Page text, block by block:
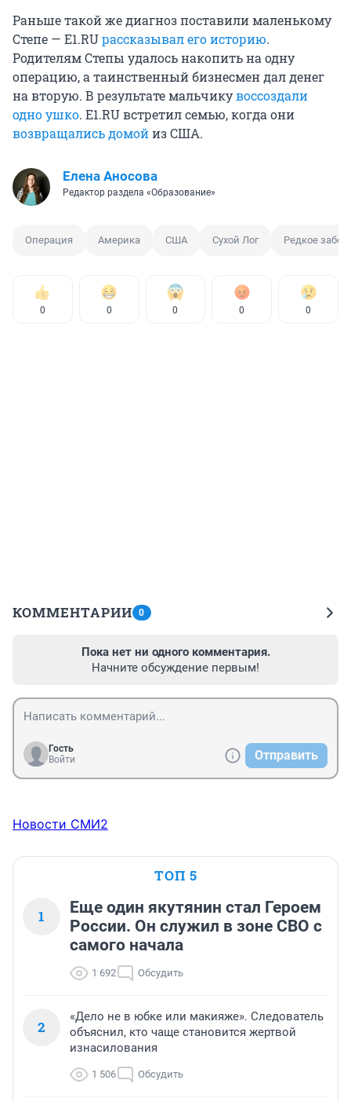
Раньше такой же диагноз поставили маленькому
Степе — E1.RUрассказывал его историю.
Родителям Степы удалось накопить на одну
операцию, а таинственный бизнесмен дал денег
на вторую. В результате мальчикувоссоздали
одно ушко. E1.RU встретил семью, когда они
возвращались домойиз США.
Елена Аносова
Редактор раздела «Образование»
Операция Америка США Сухой Лог Редкое
0 0 0 0 0
КОММЕНТАРИИ 0
Пока нет ни одного комментария.
Начните обсуждение первым!
Гость
Войти
Отправить
Новости СМИ2
ТОП 5
1
Еще один якутянин стал Героем
России. Он служил в зоне СВО с
самого начала
1 692 Обсудить
2
«Дело не в юбке или макияже». Следователь
объяснил, кто чаще становится жертвой
изнасилования
1 506 Обсудить